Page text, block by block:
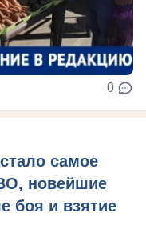
0
самое
новейшие
боя и взятие